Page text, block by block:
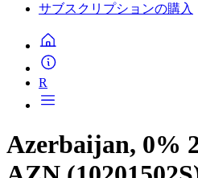
サブスクリプションの購入
R
Azerbaijan, 0%